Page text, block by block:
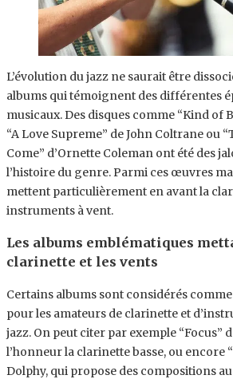
L’évolution du jazz ne saurait être
albums qui témoignent des différentes
musicaux. Des disques comme “Kind of
“A Love Supreme” de John Coltrane ou
Come” d’Ornette Coleman ont été des
l’histoire du genre. Parmi ces œuvres
mettent particulièrement en avant la
instruments à vent.
Les albums emblématiques
clarinette et les vents
Certains albums sont considérés
pour les amateurs de clarinette et
jazz. On peut citer par exemple “Focus”
l’honneur la clarinette basse, ou encore
Dolphy, qui propose des compositions